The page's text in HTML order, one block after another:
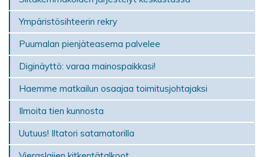
Ympäristösihteerin rekry
Puumalan pienjäteasema palvelee
Diginäyttö: varaa mainospaikkasi!
Haemme matkailun osaajaa toimitusjohtajaksi
Ilmoita tien kunnosta
Uutuus! Iltatori satamatorilla